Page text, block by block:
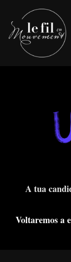
A tua
Voltaremos a